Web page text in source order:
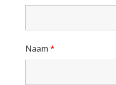
Naam *